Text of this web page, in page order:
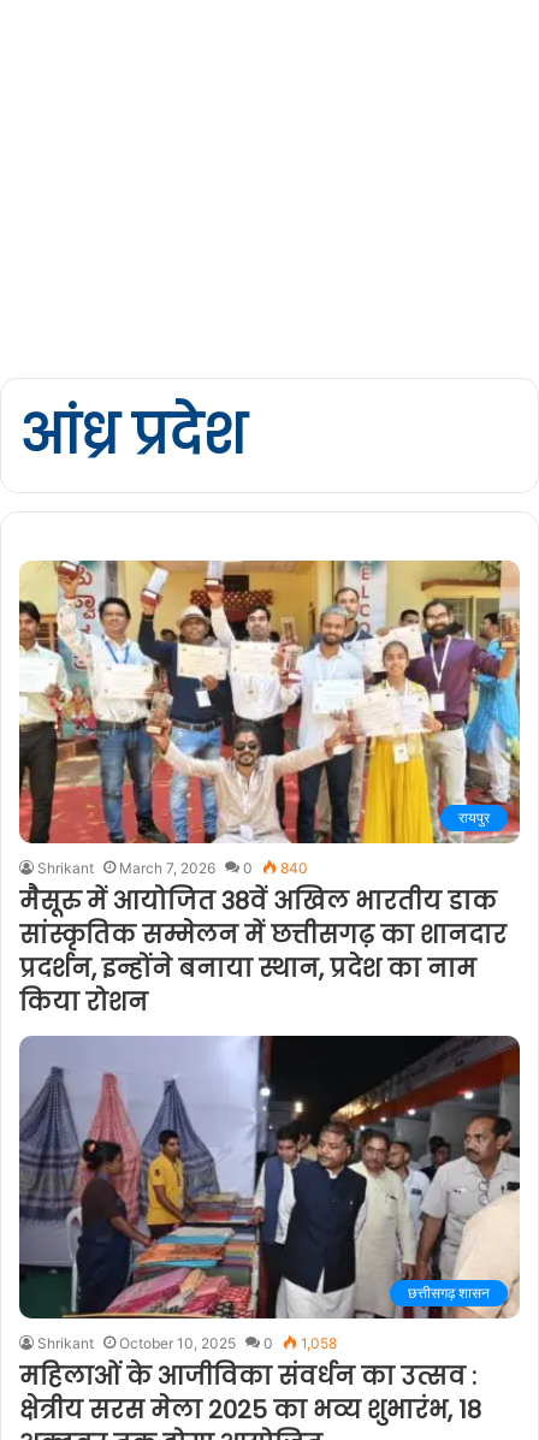
आंध्र प्रदेश
रायपुर
Shrikant March 7, 2026 0 840
मैसूरु में आयोजित 38वें अखिल भारतीय डाक
सांस्कृतिक सम्मेलन में छत्तीसगढ़ का शानदार
प्रदर्शन, इन्होंने बनाया स्थान, प्रदेश का नाम
किया रोशन
छत्तीसगढ़ शासन
Shrikant October 10, 2025 0 1,058
महिलाओं के आजीविका संवर्धन का उत्सव :
क्षेत्रीय सरस मेला 2025 का भव्य शुभारंभ, 18